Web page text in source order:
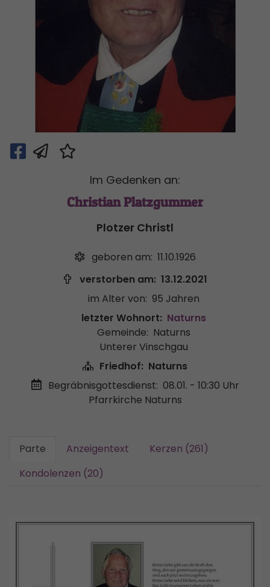
Im Gedenken an:
Christian Platzgummer
Plotzer Christl
geboren am: 11.10.1926
verstorben am: 13.12.2021
im Alter von: 95 Jahren
letzter Wohnort: Naturns
Gemeinde: Naturns
Unterer Vinschgau
Friedhof: Naturns
Begräbnisgottesdienst: 08.01. - 10:30 Uhr
Pfarrkirche Naturns
Parte Anzeigentext
Kerzen (261)
Kondolenzen (20)